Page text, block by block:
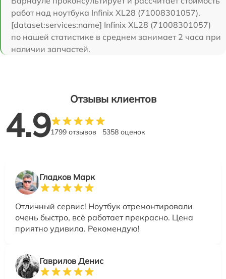
работ над ноутбука Infinix XL28 (71008301057).
[dataset:services:name] Infinix XL28 (71008301057)
по нашей статистике в среднем занимает 2 часа при
наличии запчастей.
Отзывы клиентов
4.91799 отзывов 5358 оценок
Гладков Марк
Отличный сервис! Ноутбук отремонтировали
очень быстро, всё работает прекрасно. Цена
приятно удивила. Рекомендую!
Гаврилов Денис